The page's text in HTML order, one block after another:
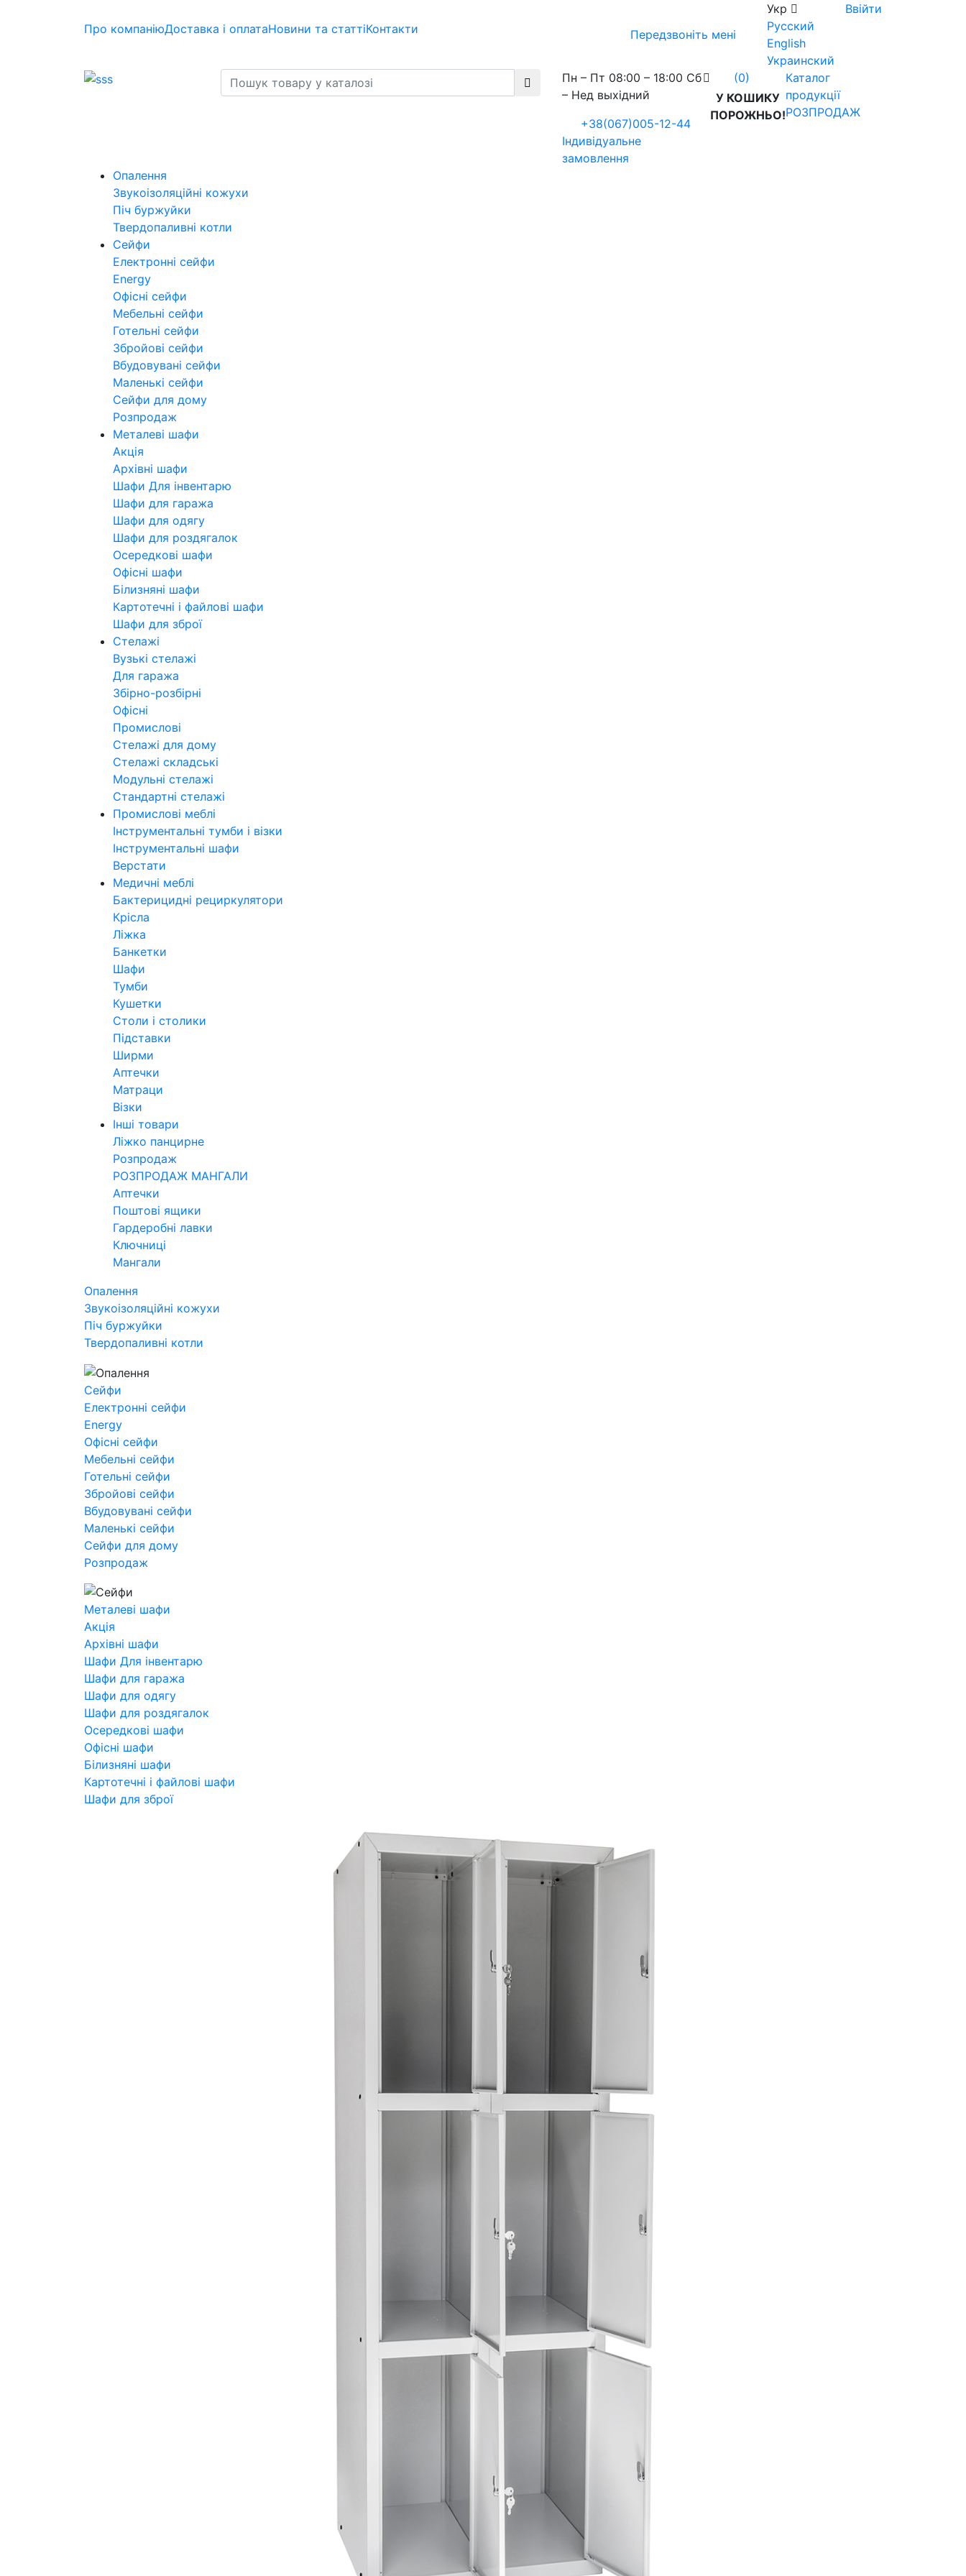
Про компаніюДоставка і оплатаНовини та статтіКонтакти Передзвоніть мені
Укр
Русский
English
Украинский
Ввійти
Пн – Пт 08:00 – 18:00 Сб
– Нед выхідний
+38(067)005-12-44
Індивідуальне
замовлення
(0)
У КОШИКУ
ПОРОЖНЬО!
Каталог
продукції
РОЗПРОДАЖ
Опалення
Звукоізоляційні кожухи
Піч буржуйки
Твердопаливні котли
Сейфи
Електронні сейфи
Energy
Офісні сейфи
Мебельні сейфи
Готельні сейфи
Збройові сейфи
Вбудовувані сейфи
Маленькі сейфи
Сейфи для дому
Розпродаж
Металеві шафи
Акція
Архівні шафи
Шафи Для інвентарю
Шафи для гаража
Шафи для одягу
Шафи для роздягалок
Осередкові шафи
Офісні шафи
Білизняні шафи
Картотечні і файлові шафи
Шафи для зброї
Стелажі
Вузькі стелажі
Для гаража
Збірно-розбірні
Офісні
Промислові
Стелажі для дому
Стелажі складські
Модульні стелажі
Стандартні стелажі
Промислові меблі
Інструментальні тумби і візки
Інструментальні шафи
Верстати
Медичні меблі
Бактерицидні рециркулятори
Крісла
Ліжка
Банкетки
Шафи
Тумби
Кушетки
Столи і столики
Підставки
Ширми
Аптечки
Матраци
Візки
Інші товари
Ліжко панцирне
Розпродаж
РОЗПРОДАЖ МАНГАЛИ
Аптечки
Поштові ящики
Гардеробні лавки
Ключниці
Мангали
Опалення
Звукоізоляційні кожухи
Піч буржуйки
Твердопаливні котли
Сейфи
Електронні сейфи
Energy
Офісні сейфи
Мебельні сейфи
Готельні сейфи
Збройові сейфи
Вбудовувані сейфи
Маленькі сейфи
Сейфи для дому
Розпродаж
Металеві шафи
Акція
Архівні шафи
Шафи Для інвентарю
Шафи для гаража
Шафи для одягу
Шафи для роздягалок
Осередкові шафи
Офісні шафи
Білизняні шафи
Картотечні і файлові шафи
Шафи для зброї